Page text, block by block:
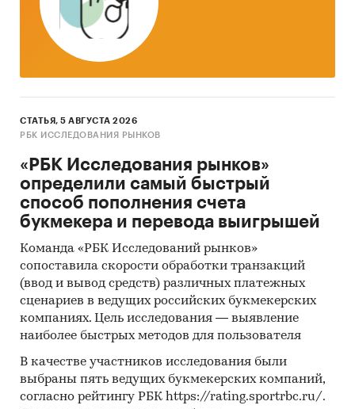
учредителях и дочерних компаниях, имена
руководителей и контактную информацию.
Исследование проведено в октябре-ноябре
2008 года.
Отчет содержит 36 таблиц и 16 графиков и
диаграмм.
Язык отчета - русский.
Электроэнергетика / Альтернативная
энергетика
Россия
СТАТЬЯ, 5 АВГУСТА 2026
РБК ИССЛЕДОВАНИЯ РЫНКОВ
«РБК Исследования рынков»
определили самый быстрый
способ пополнения счета
букмекера и перевода выигрышей
Команда «РБК Исследований рынков»
сопоставила скорости обработки транзакций
(ввод и вывод средств) различных платежных
сценариев в ведущих российских букмекерских
компаниях. Цель исследования — выявление
наиболее быстрых методов для пользователя
В качестве участников исследования были
выбраны пять ведущих букмекерских компаний,
согласно рейтингу РБК https://rating.sportrbc.ru/.